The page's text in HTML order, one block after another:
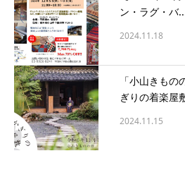
ン・ラグ・バ
2024.11.18
「小山きも
ぎりの着楽屋
2024.11.15